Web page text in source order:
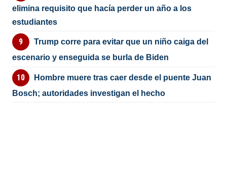
elimina requisito que hacía perder un año a los
estudiantes
Trump corre para evitar que un niño caiga del
escenario y enseguida se burla de Biden
Hombre muere tras caer desde el puente Juan
Bosch; autoridades investigan el hecho